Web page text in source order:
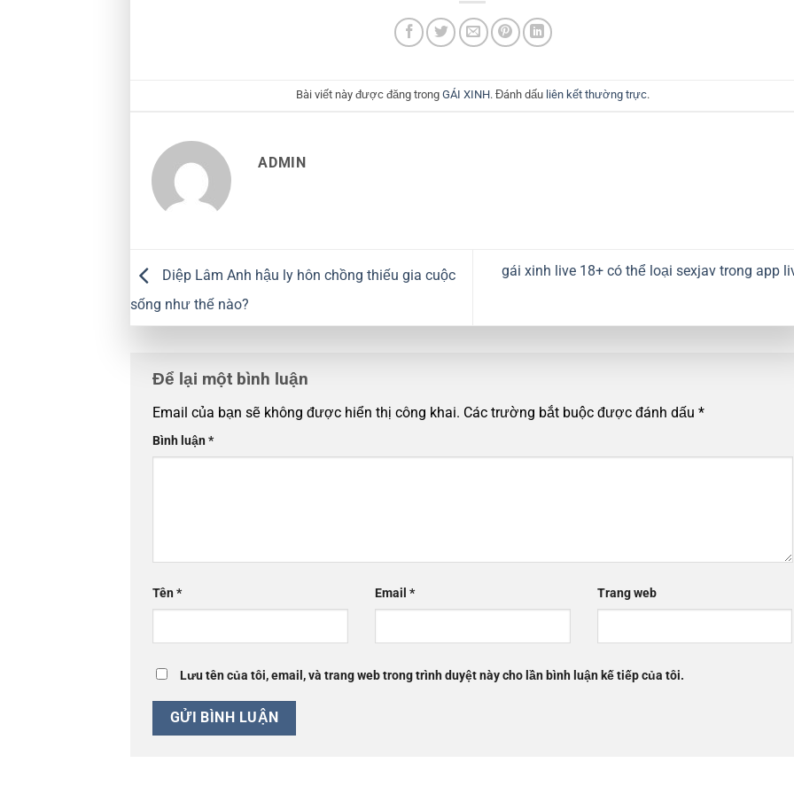
Bài viết này được đăng trong GÁI XINH. Đánh dấu liên kết thường trực.
ADMIN
Diệp Lâm Anh hậu ly hôn chồng thiếu gia cuộc
sống như thế nào?
gái xinh live 18+ có thể loại sexjav trong app
Để lại một bình luận
Email của bạn sẽ không được hiển thị công khai. Các trường bắt buộc được đánh dấu *
Bình luận*
Tên* Email * Trang web
Lưu tên của tôi, email, và trang web trong trình duyệt này cho lần bình luận kế tiếp của tôi.